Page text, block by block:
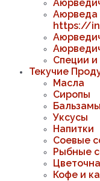
Аюрведа
https://
Специи и
Текучие
Масла
Сиропы
Бальзамы
Уксусы
Напитки
Соевые
Рыбные
Кофе и